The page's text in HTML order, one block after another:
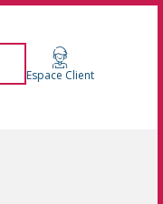
Espace Client